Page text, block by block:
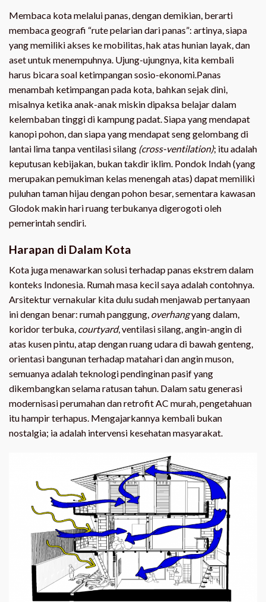
Membaca kota melalui panas, dengan demikian, berarti
membaca geografi “rute pelarian dari panas”: artinya, siapa
yang memiliki akses ke mobilitas, hak atas hunian layak, dan
aset untuk menempuhnya. Ujung-ujungnya, kita kembali
harus bicara soal ketimpangan sosio-ekonomi.Panas
menambah ketimpangan pada kota, bahkan sejak dini,
misalnya ketika anak-anak miskin dipaksa belajar dalam
kelembaban tinggi di kampung padat. Siapa yang mendapat
kanopi pohon, dan siapa yang mendapat seng gelombang di
lantai lima tanpa ventilasi silang (cross-ventilation); itu adalah
keputusan kebijakan, bukan takdir iklim. Pondok Indah (yang
merupakan pemukiman kelas menengah atas) dapat memiliki
puluhan taman hijau dengan pohon besar, sementara kawasan
Glodok makin hari ruang terbukanya digerogoti oleh
pemerintah sendiri.
Harapan di Dalam Kota
Kota juga menawarkan solusi terhadap panas ekstrem dalam
konteks Indonesia. Rumah masa kecil saya adalah contohnya.
Arsitektur vernakular kita dulu sudah menjawab pertanyaan
ini dengan benar: rumah panggung, overhangyang dalam,
koridor terbuka, courtyard, ventilasi silang, angin-angin di
atas kusen pintu, atap dengan ruang udara di bawah genteng,
orientasi bangunan terhadap matahari dan angin muson,
semuanya adalah teknologi pendinginan pasif yang
dikembangkan selama ratusan tahun. Dalam satu generasi
modernisasi perumahan dan retrofit AC murah, pengetahuan
itu hampir terhapus. Mengajarkannya kembali bukan
nostalgia; ia adalah intervensi kesehatan masyarakat.